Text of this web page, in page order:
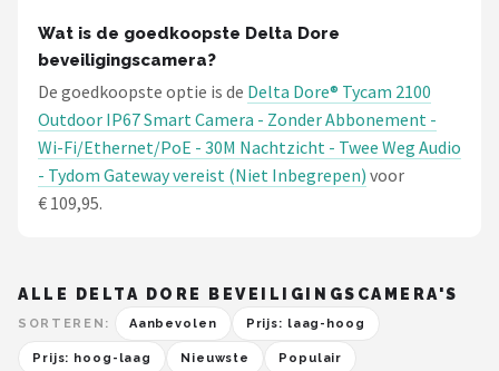
Wat is de goedkoopste Delta Dore
beveiligingscamera?
De goedkoopste optie is de Delta Dore® Tycam 2100
Outdoor IP67 Smart Camera - Zonder Abbonement -
Wi-Fi/Ethernet/PoE - 30M Nachtzicht - Twee Weg Audio
- Tydom Gateway vereist (Niet Inbegrepen) voor
€ 109,95.
ALLE DELTA DORE BEVEILIGINGSCAMERA'S
SORTEREN: Aanbevolen Prijs: laag-hoog
Prijs: hoog-laag Nieuwste Populair